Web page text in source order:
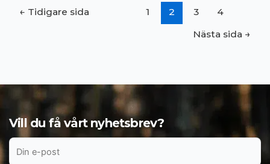
← Tidigare sida 1 2 3
4
Nästa sida →
Vill du få vårt nyhetsbrev?